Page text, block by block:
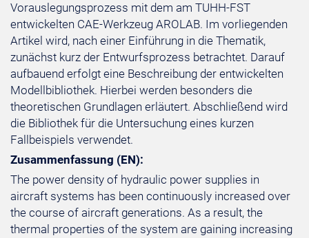
Vorauslegungsprozess mit dem am TUHH-FST
entwickelten CAE-Werkzeug AROLAB. Im vorliegenden
Artikel wird, nach einer Einführung in die Thematik,
zunächst kurz der Entwurfsprozess betrachtet. Darauf
aufbauend erfolgt eine Beschreibung der entwickelten
Modellbibliothek. Hierbei werden besonders die
theoretischen Grundlagen erläutert. Abschließend wird
die Bibliothek für die Untersuchung eines kurzen
Fallbeispiels verwendet.
Zusammenfassung (EN):
The power density of hydraulic power supplies in
aircraft systems has been continuously increased over
the course of aircraft generations. As a result, the
thermal properties of the system are gaining increasing